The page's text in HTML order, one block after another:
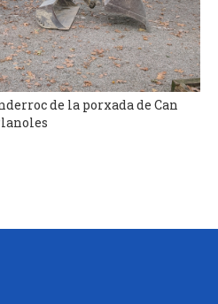
de la porxada de Can